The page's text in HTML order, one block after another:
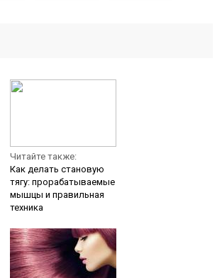
Читайте также:
Как делать становую
тягу: прорабатываемые
мышцы и правильная
техника